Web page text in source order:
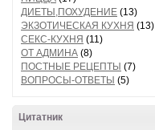
ДИЕТЫ,ПОХУДЕНИЕ (13)
ЭКЗОТИЧЕСКАЯ КУХНЯ (13)
СЕКС-КУХНЯ (11)
ОТ АДМИНА (8)
ПОСТНЫЕ РЕЦЕПТЫ (7)
ВОПРОСЫ-ОТВЕТЫ (5)
Цитатник